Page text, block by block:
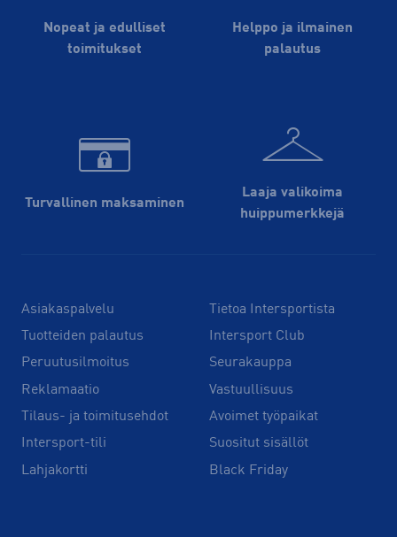
Nopeat ja edulliset
toimitukset
Helppo ja ilmainen
palautus
Turvallinen maksaminen
Laaja valikoima
huippu­merkkejä
Asiakaspalvelu
Tuotteiden palautus
Peruutusilmoitus
Reklamaatio
Tilaus- ja toimitusehdot
Intersport-tili
Lahjakortti
Tietoa Intersportista
Intersport Club
Seurakauppa
Vastuullisuus
Avoimet työpaikat
Suositut sisällöt
Black Friday